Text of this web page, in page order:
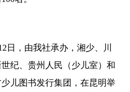
日，由我社承办，湘少、川
纪、贵州人民（少儿室）和
儿图书发行集团，在昆明举